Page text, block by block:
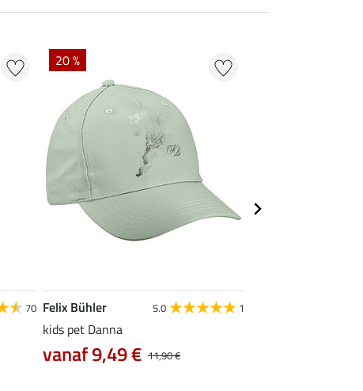
70
20 %
Felix Bühler 5.0 1
kids pet Danna
11,90 €
vanaf 9,49 €